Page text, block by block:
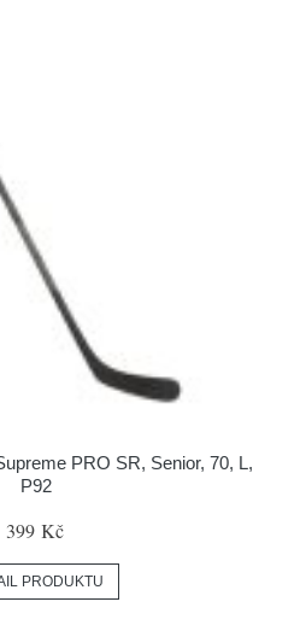
PRO SR, Senior, 70, L,
P92
399 Kč
PRODUKTU